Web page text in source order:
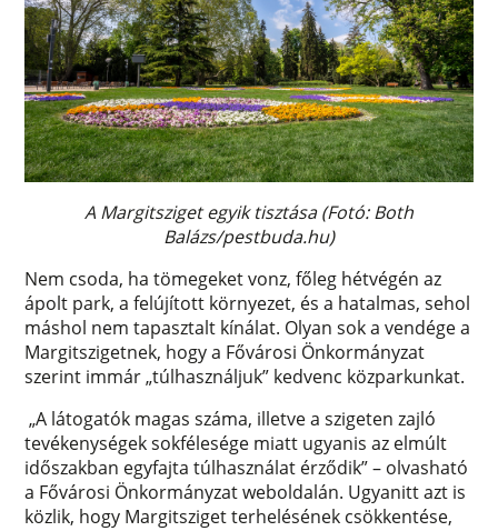
A Margitsziget egyik tisztása (Fotó: Both
Balázs/pestbuda.hu)
Nem csoda, ha tömegeket vonz, főleg hétvégén az
ápolt park, a felújított környezet, és a hatalmas, sehol
máshol nem tapasztalt kínálat. Olyan sok a vendége a
Margitszigetnek, hogy a Fővárosi Önkormányzat
szerint immár „túlhasználjuk” kedvenc közparkunkat.
„A látogatók magas száma, illetve a szigeten zajló
tevékenységek sokfélesége miatt ugyanis az elmúlt
időszakban egyfajta túlhasználat érződik” – olvasható
a Fővárosi Önkormányzat weboldalán. Ugyanitt azt is
közlik, hogy Margitsziget terhelésének csökkentése,